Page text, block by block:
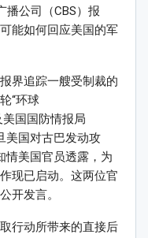
播公司（CBS）报
能如何回应美国的军
界追踪一艘受制裁的
“环球
美国国防情报局
美国对古巴发动攻
情美国官员透露，为
现已启动。这两位官
开发言。
行动所带来的直接后